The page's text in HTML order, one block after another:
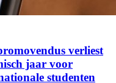
verliest
jaar voor
studenten